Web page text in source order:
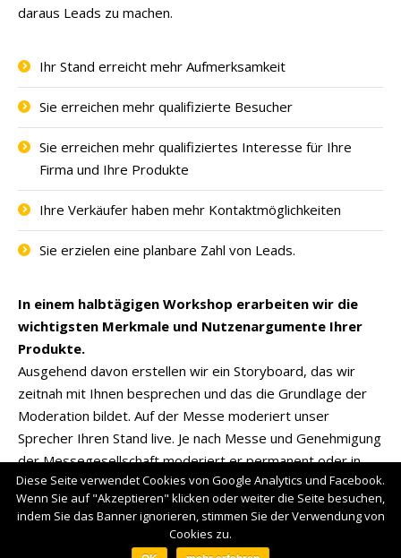
daraus Leads zu machen.
Ihr Stand erreicht mehr Aufmerksamkeit
Sie erreichen mehr qualifizierte Besucher
Sie erreichen mehr qualifiziertes Interesse für Ihre
Firma und Ihre Produkte
Ihre Verkäufer haben mehr Kontaktmöglichkeiten
Sie erzielen eine planbare Zahl von Leads.
In einem halbtägigen Workshop erarbeiten wir die
wichtigsten Merkmale und Nutzenargumente Ihrer
Produkte.
Ausgehend davon erstellen wir ein Storyboard, das wir
zeitnah mit Ihnen besprechen und das die Grundlage der
Moderation bildet. Auf der Messe moderiert unser
Sprecher Ihren Stand live. Je nach Messe und Genehmigung
der Messegesellschaft moderiert er permanent oder in
Intervallen, mit oder ohne Produktpräsentation.
Footermenü
Diese Seite verwendet Cookies von Google Analytics und Facebook.
Wenn Sie auf "Akzeptieren" klicken oder weiter die Seite besuchen,
indem Sie das Banner ignorieren, stimmen Sie der Verwendung von
Cookies zu.